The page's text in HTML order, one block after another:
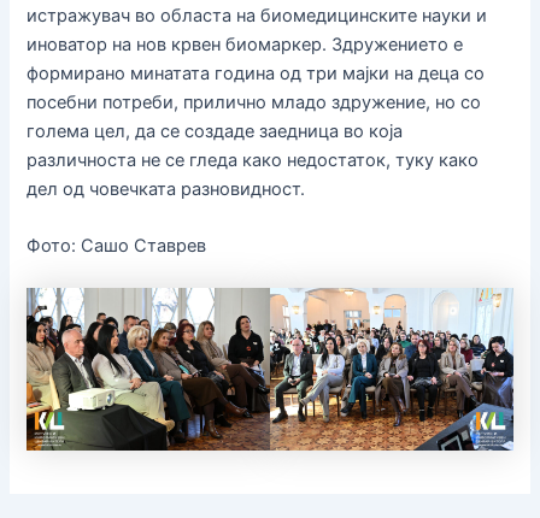
истражувач во областа на биомедицинските науки и
иноватор на нов крвен биомаркер. Здружението е
формирано минатата година од три мајки на деца со
посебни потреби, прилично младо здружение, но со
голема цел, да се создаде заедница во која
различноста не се гледа како недостаток, туку како
дел од човечката разновидност.
Фото: Сашо Ставрев